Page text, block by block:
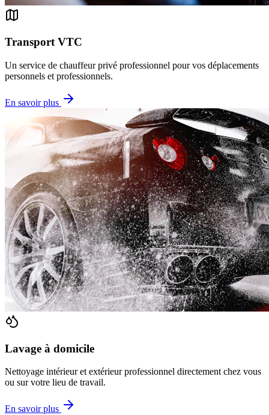
Transport VTC
Un service de chauffeur privé professionnel pour vos déplacements
personnels et professionnels.
En savoir plus
Lavage à domicile
Nettoyage intérieur et extérieur professionnel directement chez vous
ou sur votre lieu de travail.
En savoir plus